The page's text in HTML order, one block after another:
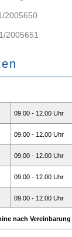
09.00 - 12.00 Uhr
09.00 - 12.00 Uhr
09.00 - 12.00 Uhr
09.00 - 12.00 Uhr
09.00 - 12.00 Uhr
nach Vereinbarung